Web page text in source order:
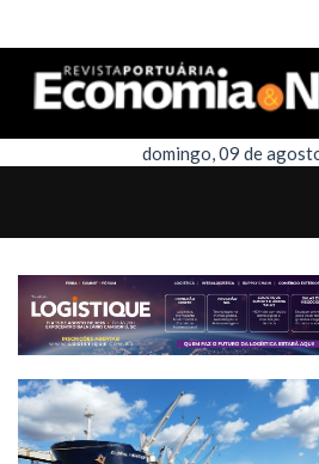
domingo, 09 de